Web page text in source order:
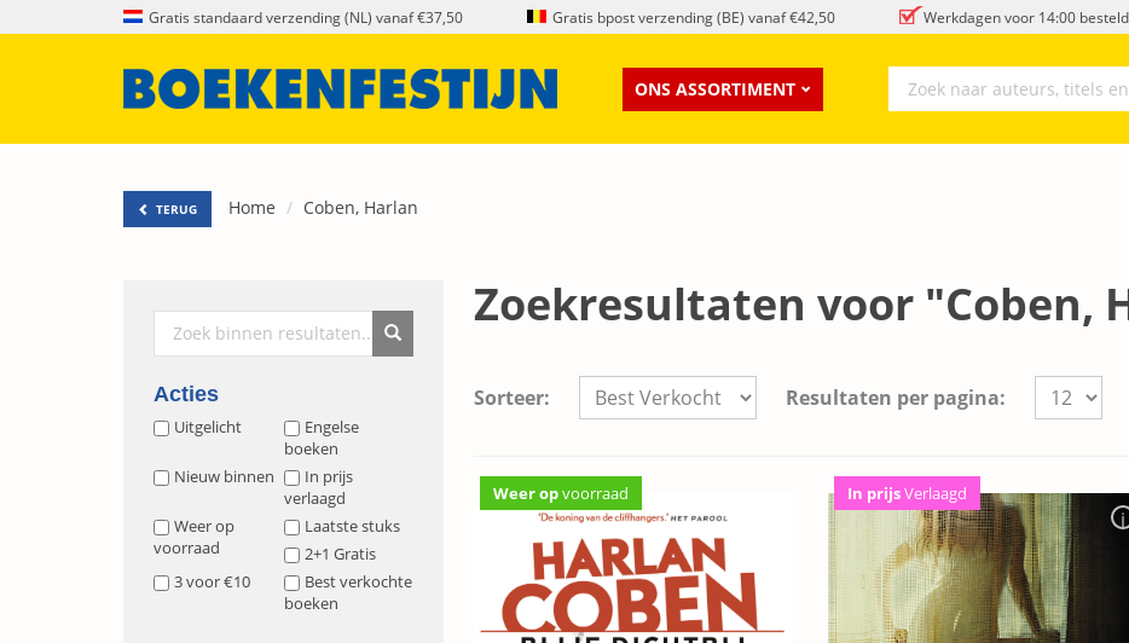
Gratis standaard verzending (NL) vanaf €37,50 Gratis bpost verzending (BE) vanaf €42,50 Werkdagen voor 14:00
ONS ASSORTIMENT
TERUG Home Coben, Harlan
Acties
Uitgelicht
Engelse
boeken
Nieuw binnen
In prijs
verlaagd
Weer op
voorraad
Laatste stuks
2+1 Gratis
3 voor €10
Best verkochte
boeken
Zoekresultaten voor "Coben,
Sorteer: Resultaten per pagina:
Weer opvoorraad In prijsVerlaagd